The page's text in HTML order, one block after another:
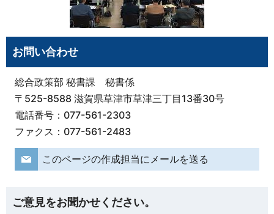
お問い合わせ
総合政策部 秘書課 秘書係
〒525-8588 滋賀県草津市草津三丁目13番30号
電話番号：077-561-2303
ファクス：077-561-2483
このページの作成担当にメールを送る
ご意見をお聞かせください。